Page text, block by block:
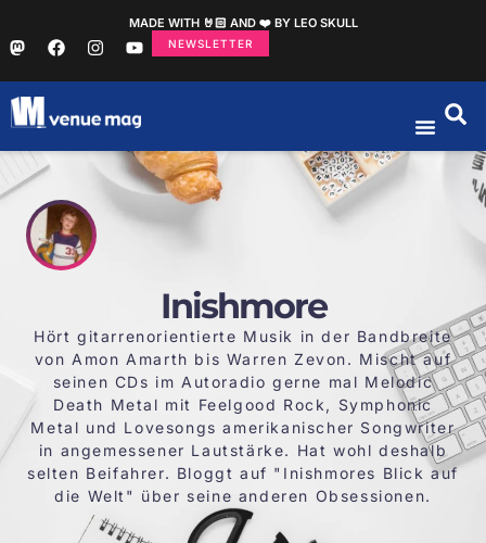
MADE WITH 🤘🏻 AND ❤️ BY LEO SKULL
NEWSLETTER
Inishmore
Hört gitarrenorientierte Musik in der Bandbreite
von Amon Amarth bis Warren Zevon. Mischt auf
seinen CDs im Autoradio gerne mal Melodic
Death Metal mit Feelgood Rock, Symphonic
Metal und Lovesongs amerikanischer Songwriter
in angemessener Lautstärke. Hat wohl deshalb
selten Beifahrer. Bloggt auf " Inishmores Blick auf
die Welt " über seine anderen Obsessionen.